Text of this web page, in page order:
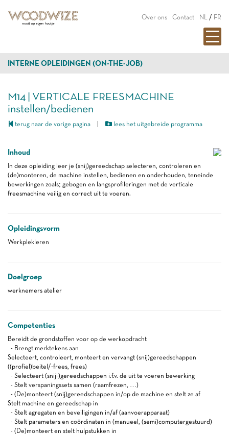
Over ons Contact NL / FR
INTERNE OPLEIDINGEN (ON-THE-JOB)
M14 | VERTICALE FREESMACHINE
instellen/bedienen
terug naar de vorige pagina lees het uitgebreide programma
Inhoud
In deze opleiding leer je (snij)gereedschap selecteren, controleren en
(de)monteren, de machine instellen, bedienen en onderhouden, teneinde
bewerkingen zoals; gebogen en langsprofileringen met de verticale
freesmachine veilig en correct uit te voeren.
Opleidingsvorm
Werkplekleren
Doelgroep
werknemers atelier
Competenties
Bereidt de grondstoffen voor op de werkopdracht
- Brengt merktekens aan
Selecteert, controleert, monteert en vervangt (snij)gereedschappen
((profiel)beitel/-frees, frees)
- Selecteert (snij-)gereedschappen i.f.v. de uit te voeren bewerking
- Stelt verspaningssets samen (raamfrezen, …)
- (De)monteert (snij)gereedschappen in/op de machine en stelt ze af
Stelt machine en gereedschap in
- Stelt agregaten en beveiligingen in/af (aanvoerapparaat)
- Stelt parameters en coördinaten in (manueel, (semi)computergestuurd)
- (De)monteert en stelt hulpstukken in